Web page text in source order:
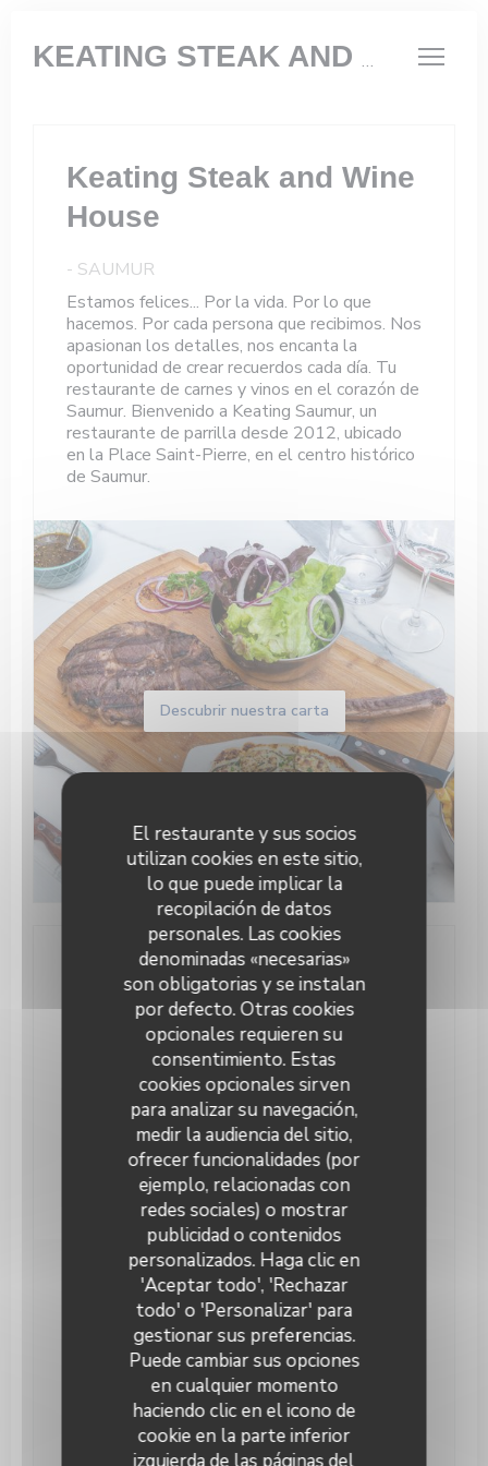
El restaurante y sus socios
utilizan cookies en este sitio,
lo que puede implicar la
recopilación de datos
personales. Las cookies
denominadas «necesarias»
son obligatorias y se instalan
por defecto. Otras cookies
opcionales requieren su
consentimiento. Estas
cookies opcionales sirven
para analizar su navegación,
medir la audiencia del sitio,
ofrecer funcionalidades (por
ejemplo, relacionadas con
redes sociales) o mostrar
publicidad o contenidos
personalizados. Haga clic en
'Aceptar todo', 'Rechazar
todo' o 'Personalizar' para
gestionar sus preferencias.
Puede cambiar sus opciones
en cualquier momento
haciendo clic en el icono de
cookie en la parte inferior
KEATING STEAK AND WINE HOUSE
Keating Steak and Wine
House
- SAUMUR
Estamos felices... Por la vida. Por lo que
hacemos. Por cada persona que recibimos. Nos
apasionan los detalles, nos encanta la
oportunidad de crear recuerdos cada día. Tu
restaurante de carnes y vinos en el corazón de
Saumur. Bienvenido a Keating Saumur, un
restaurante de parrilla desde 2012, ubicado
en la Place Saint-Pierre, en el centro histórico
de Saumur.
Descubrir nuestra carta
Información general
Cocina
Argentina
Servicios
Climatización, Privatización, Terraza, WiFi
Métodos de pago
Sin contacto, Efectivo, American Express,
Eurocard/Mastercard, Visa, Tarjeta de Crédito
Horario de apertura
Sab 12:00 - 13:45 19:00 - 22:00
Keating Steak and Wine House